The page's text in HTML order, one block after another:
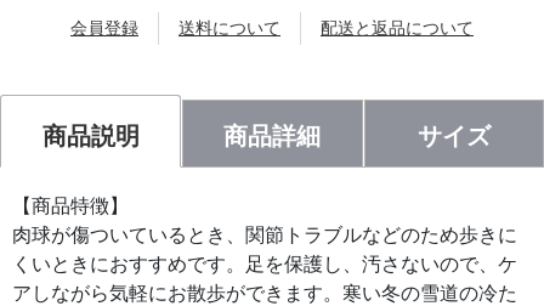
会員登録 送料について 配送と返品について
商品説明 商品詳細 サイズ
【商品特徴】
肉球が傷ついているとき、関節トラブルなどのため歩きに
くいときにおすすめです。足を保護し、汚さないので、ケ
アしながら気軽にお散歩ができます。寒い冬の雪道の冷た